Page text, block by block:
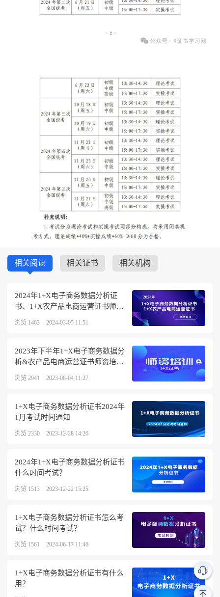
相关阅读 相关证书 相关机构
2024年1+X电子商务数据分析证
书、1+X农产品电商运营证书师资
浏览 1463 2024-03-05 11:51
2023年下半年1+X电子商务数据分
析&农产品电商运营证书师资培训
浏览 2941 2023-08-04 11:27
1+X电子商务数据分析证书2024年
1月考试时间通知
浏览 2330 2023-12-28 14:26
2024年1+X电子商务数据分析证书
什么时间考试？
浏览 1513 2023-12-22 15:25
1+X电子商务数据分析证书怎么考
试？什么时间考试？
浏览 1561 2024-06-17 11:46
1+X电子商务数据分析证书有什么
用？